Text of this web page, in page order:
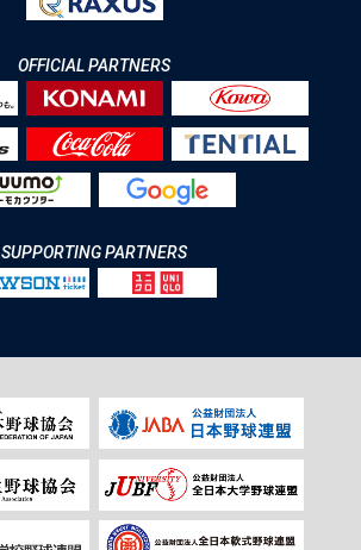
OFFICIAL PARTNERS
SUPPORTING PARTNERS